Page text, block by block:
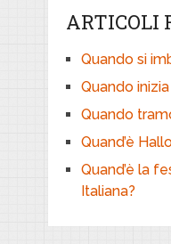
ARTICOLI
Quando si
Quando
Quando
Quand’è
Quand’è la
Italiana?